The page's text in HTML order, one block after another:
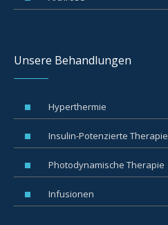
Unsere Behandlungen
Hyperthermie
Insulin-Potenzierte Therapie
Photodynamische Therapie
Infusionen